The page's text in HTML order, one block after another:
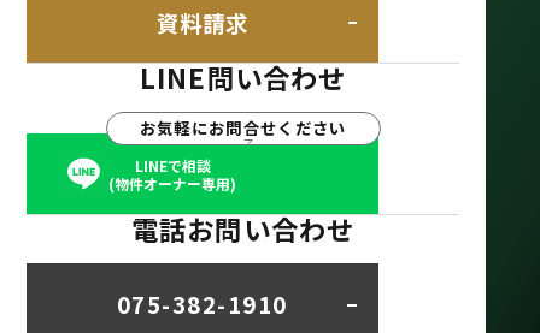
資料請求
LINE問い合わせ
お気軽にお問合せください
LINEで相談
(物件オーナー専用)
電話お問い合わせ
075-382-1910